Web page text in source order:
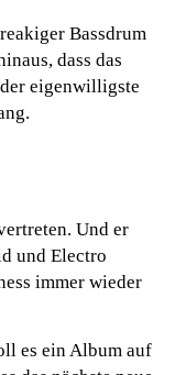
Bassdrum
dass das
eigenwilligste
Und er
und Electro
immer wieder
es ein Album auf